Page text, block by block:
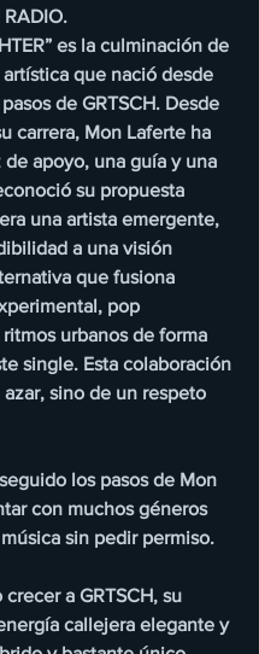
RADIO.
es la culminación de
que nació desde
de GRTSCH. Desde
carrera, Mon Laferte ha
de apoyo, una guía y una
su propuesta
una artista emergente,
a una visión
que fusiona
pop
urbanos de forma
single. Esta colaboración
sino de un respeto
los pasos de Mon
con muchos géneros
sin pedir permiso.
a GRTSCH, su
callejera elegante y